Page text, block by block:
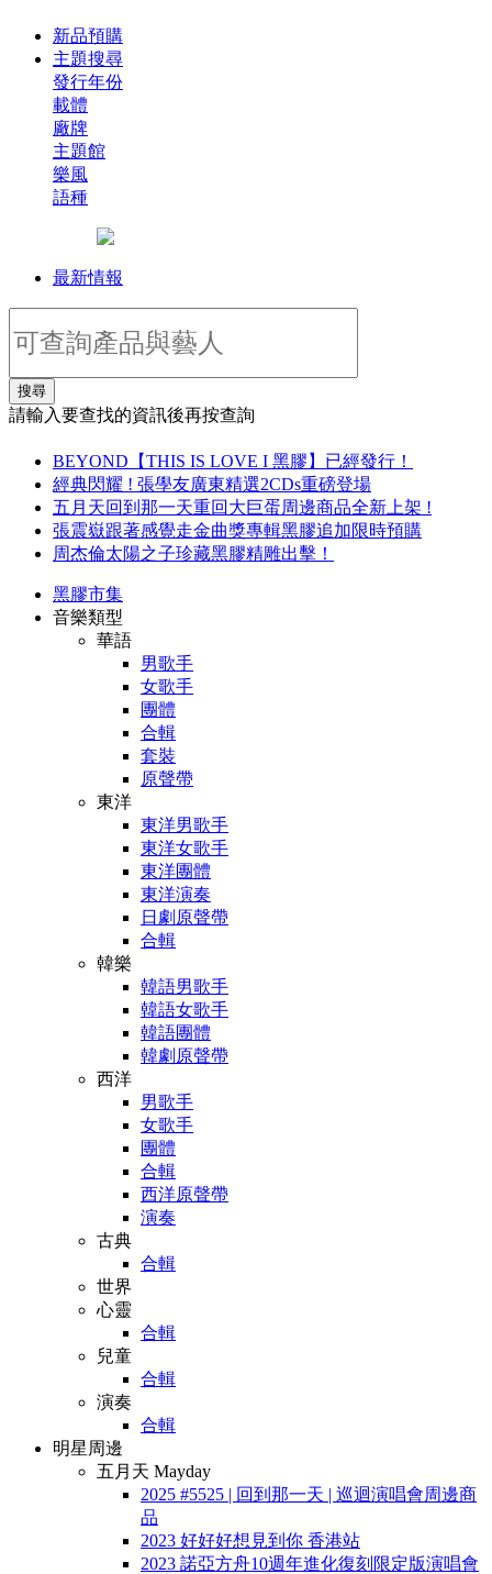
新品預購
主題搜尋
發行年份
載體
廠牌
主題館
樂風
語種
最新情報
搜尋
請輸入要查找的資訊後再按查詢
BEYOND【THIS IS LOVE I 黑膠】已經發行！
經典閃耀 ! 張學友廣東精選2CDs重磅登場
五月天回到那一天重回大巨蛋周邊商品全新上架 !
張震嶽跟著感覺走金曲獎專輯黑膠追加限時預購
周杰倫太陽之子珍藏黑膠精雕出擊！
黑膠市集
音樂類型
華語
男歌手
女歌手
團體
合輯
套裝
原聲帶
東洋
東洋男歌手
東洋女歌手
東洋團體
東洋演奏
日劇原聲帶
合輯
韓樂
韓語男歌手
韓語女歌手
韓語團體
韓劇原聲帶
西洋
男歌手
女歌手
團體
合輯
西洋原聲帶
演奏
古典
合輯
世界
心靈
合輯
兒童
合輯
演奏
合輯
明星周邊
五月天 Mayday
2025 #5525 | 回到那一天 | 巡迴演唱會周邊商
品
2023 好好好想見到你 香港站
2023 諾亞方舟10週年進化復刻限定版演唱會